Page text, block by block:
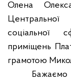
Олена
соціальної
приміщень
грамотою